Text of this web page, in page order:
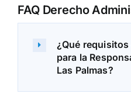
FAQ Derecho
¿Qué
para la
Las Palmas?